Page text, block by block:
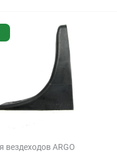
вездеходов ARGO